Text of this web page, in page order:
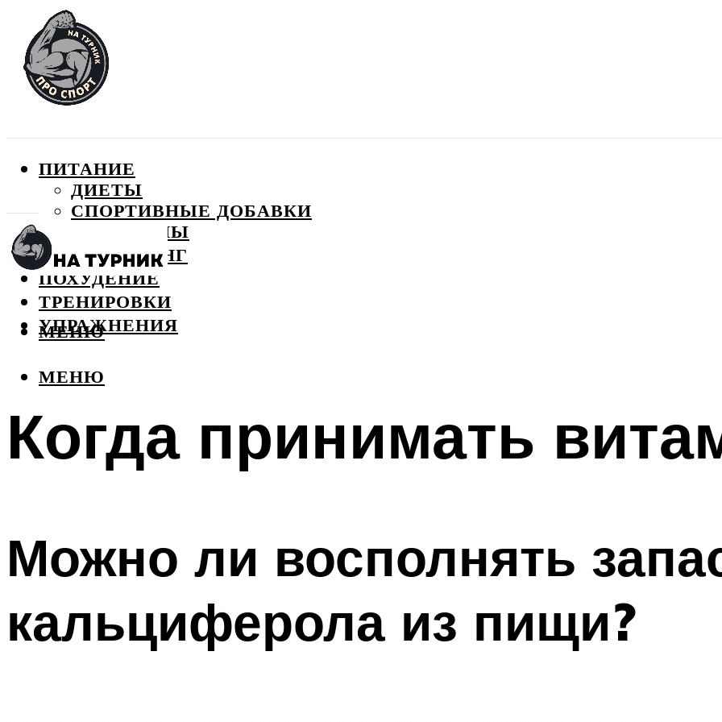
ПИТАНИЕ
ДИЕТЫ
СПОРТИВНЫЕ ДОБАВКИ
ВИТАМИНЫ
БОДИБИЛДИНГ
ПОХУДЕНИЕ
ТРЕНИРОВКИ
УПРАЖНЕНИЯ
МЕНЮ
МЕНЮ
Когда принимать
Можно ли восполнять
кальциферола из пищи?